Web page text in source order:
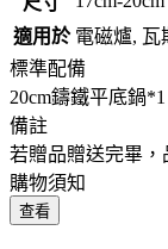
適用於 電磁爐, 瓦
標準配備
20cm鑄鐵平底鍋
備註
若贈品贈送完畢，
購物須知
查看